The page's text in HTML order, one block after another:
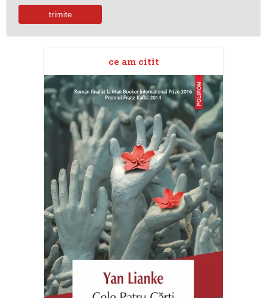
ce am citit